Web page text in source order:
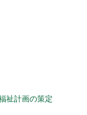
祉計画の策定